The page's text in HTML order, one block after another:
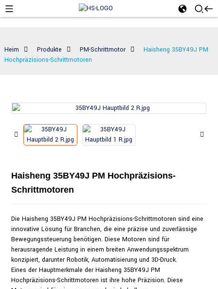
Heim Produkte PM-Schrittmotor
Haisheng 35BY49J PM
Hochpräzisions-Schrittmotoren
Haisheng 35BY49J PM Hochpräzisions-
Schrittmotoren
Die Haisheng 35BY49J PM Hochpräzisions-Schrittmotoren sind eine
innovative Lösung für Branchen, die eine präzise und zuverlässige
Bewegungssteuerung benötigen. Diese Motoren sind für
herausragende Leistung in einem breiten Anwendungsspektrum
konzipiert, darunter Robotik, Automatisierung und 3D-Druck.
Eines der Hauptmerkmale der Haisheng 35BY49J PM
Hochpräzisions-Schrittmotoren ist ihre hohe Präzision. Diese